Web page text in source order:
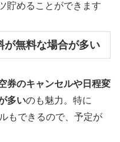
貯めることができます
が無料な場合が多い
券のキャンセルや日程変
多いのも魅力。特に
もできるので、予定が